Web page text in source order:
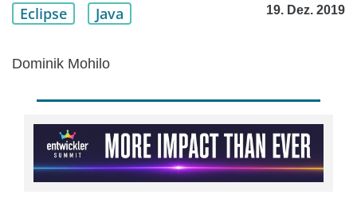
Eclipse Java 19. Dez. 2019
Dominik Mohilo